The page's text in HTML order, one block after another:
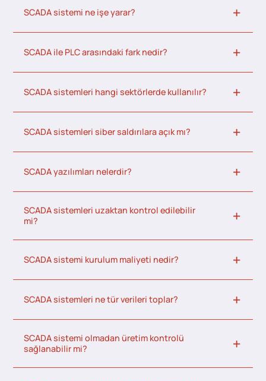
SCADA sistemi ne işe yarar?
SCADA ile PLC arasındaki fark nedir?
SCADA sistemleri hangi sektörlerde kullanılır?
SCADA sistemleri siber saldırılara açık mı?
SCADA yazılımları nelerdir?
SCADA sistemleri uzaktan kontrol edilebilir
mi?
SCADA sistemi kurulum maliyeti nedir?
SCADA sistemleri ne tür verileri toplar?
SCADA sistemi olmadan üretim kontrolü
sağlanabilir mi?